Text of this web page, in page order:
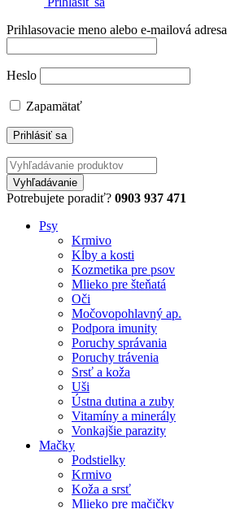
Prihlasovacie meno alebo e-mailová adresa
Heslo
Zapamätať
Potrebujete poradiť? 0903 937 471
Psy
Krmivo
Kĺby a kosti
Kozmetika pre psov
Mlieko pre šteňatá
Oči
Močovopohlavný ap.
Podpora imunity
Poruchy správania
Poruchy trávenia
Srsť a koža
Uši
Ústna dutina a zuby
Vitamíny a minerály
Vonkajšie parazity
Mačky
Podstielky
Krmivo
Koža a srsť
Mlieko pre mačičky